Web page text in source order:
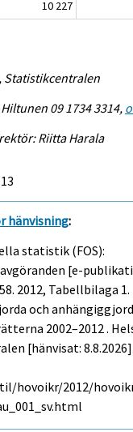
10 227
Statistikcentralen
09 1734 3314,
Riitta Harala
hänvisning:
statistik (FOS):
[e-
2012, Tabellbilaga 1.
och
2002–2012 .
[hänvisat: 8.8.2026].
2012/